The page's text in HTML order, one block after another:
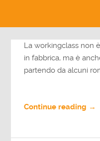
La workingclass non
in fabbrica, ma è
partendo da alcuni
Continue reading →